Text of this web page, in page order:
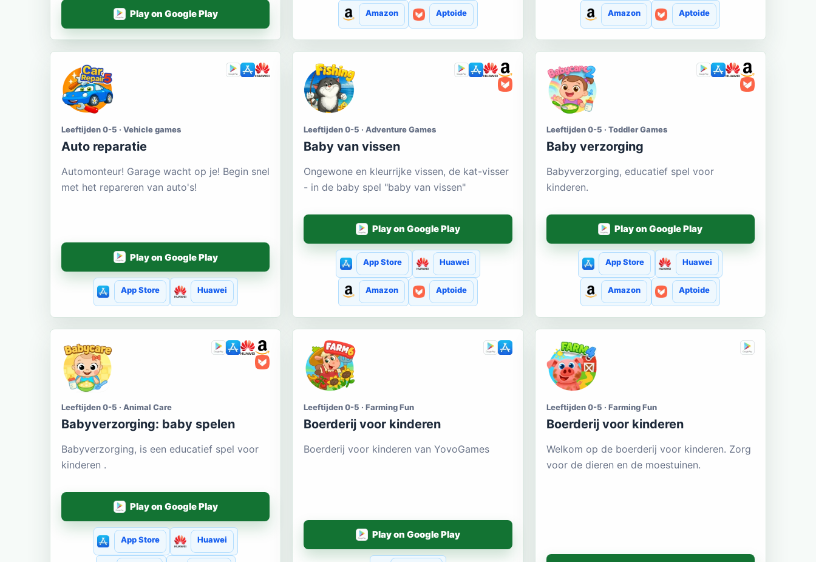
Play on Google Play Amazon Aptoide Amazon Aptoide
Leeftijden 0-5 · Vehicle games
Auto reparatie
Automonteur! Garage wacht op je! Begin snel
met het repareren van auto's!
Play on Google Play
App Store Huawei
Leeftijden 0-5 · Adventure Games
Baby van vissen
Ongewone en kleurrijke vissen, de kat-visser
- in de baby spel "baby van vissen"
Play on Google Play
App Store Huawei
Amazon Aptoide
Leeftijden 0-5 · Toddler Games
Baby verzorging
Babyverzorging, educatief spel voor
kinderen.
Play on Google Play
App Store Huawei
Amazon Aptoide
Leeftijden 0-5 · Animal Care
Babyverzorging: baby spelen
Babyverzorging, is een educatief spel voor
kinderen .
Play on Google Play
App Store Huawei
Leeftijden 0-5 · Farming Fun
Boerderij voor kinderen
Boerderij voor kinderen van YovoGames
Play on Google Play
Leeftijden 0-5 · Farming Fun
Boerderij voor kinderen
Welkom op de boerderij voor kinderen. Zorg
voor de dieren en de moestuinen.